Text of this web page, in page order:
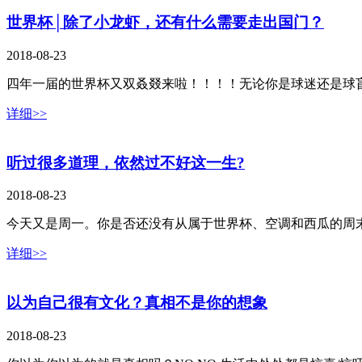
世界杯│除了小龙虾，还有什么需要走出国门？
2018-08-23
四年一届的世界杯又双叒叕来啦！！！！无论你是球迷还是
详细>>
听过很多道理，依然过不好这一生?
2018-08-23
今天又是周一。你是否还没有从属于世界杯、空调和西瓜的
详细>>
以为自己很有文化？真相不是你的想象
2018-08-23